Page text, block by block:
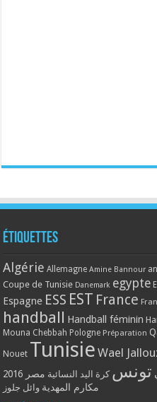
Étiquettes
Algérie Allemagne Amine Bannour
Coupe de Tunisie Danemark egypte
Espagne ESS EST France
handball Handball féminin
Mouna Chebbah Pologne Préparation
Nouet Tunisie Wael
تونس كرة اليد النسائية مصر 2016
مكارم المهدية وائل جلوز